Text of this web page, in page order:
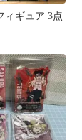
ィギュア 3点